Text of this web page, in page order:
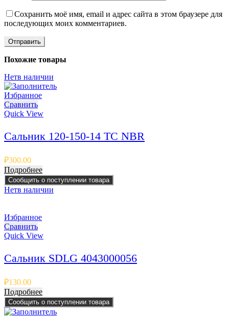
Сохранить моё имя, email и адрес сайта в этом браузере для
последующих моих комментариев.
Похожие товары
Нетв наличии
Избранное
Сравнить
Quick View
Сальник 120-150-14 TC NBR
₽300.00
Подробнее
Сообщить о поступлении товара
Нетв наличии
Избранное
Сравнить
Quick View
Сальник SDLG 4043000056
₽130.00
Подробнее
Сообщить о поступлении товара